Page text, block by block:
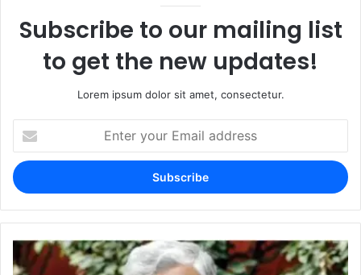
Subscribe to our mailing list
to get the new updates!
Lorem ipsum dolor sit amet, consectetur.